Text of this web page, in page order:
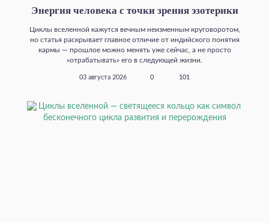
Энергия человека с точки зрения эзотерики
Циклы вселенной кажутся вечным неизменным круговоротом,
но статья раскрывает главное отличие от индийского понятия
кармы — прошлое можно менять уже сейчас, а не просто
«отрабатывать» его в следующей жизни.
03 августа 2026 0 101